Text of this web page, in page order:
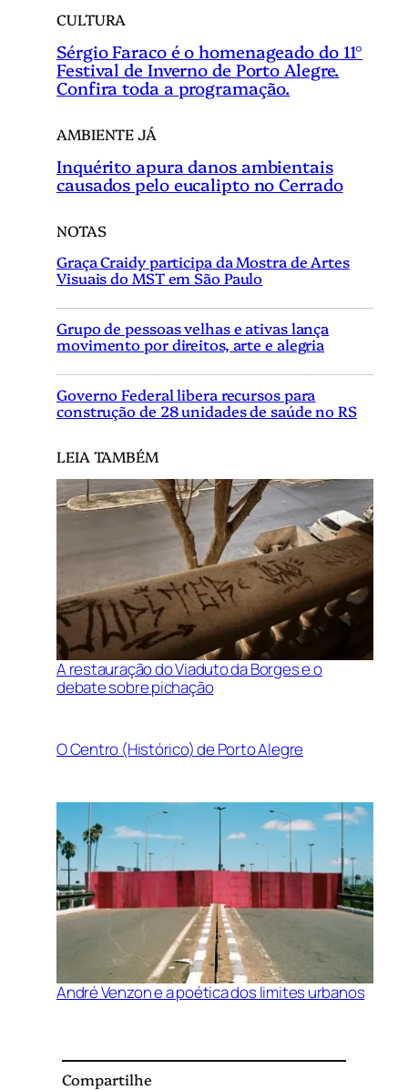
CULTURA
Sérgio Faraco é o homenageado do 11°
Festival de Inverno de Porto Alegre.
Confira toda a programação.
AMBIENTE JÁ
Inquérito apura danos ambientais
causados pelo eucalipto no Cerrado
NOTAS
Graça Craidy participa da Mostra de Artes
Visuais do MST em São Paulo
Grupo de pessoas velhas e ativas lança
movimento por direitos, arte e alegria
Governo Federal libera recursos para
construção de 28 unidades de saúde no RS
LEIA TAMBÉM
A restauração do Viaduto da Borges e o
debate sobre pichação
O Centro (Histórico) de Porto Alegre
André Venzon e a poética dos limites urbanos
Compartilhe